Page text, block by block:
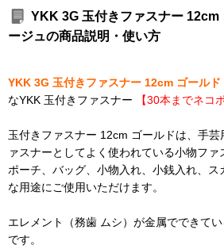
YKK 3G 玉付きファスナー 12cm
ージュの商品説明・使い方
YKK 3G 玉付きファスナー 12cm ゴールド
なYKK 玉付きファスナー
【30本までネコ
玉付きファスナー 12cm ゴールドは、手
ァスナーとしてよく使われている小物ファ
ポーチ、バッグ、小物入れ、小銭入れ、ス
な用途にご使用いただけます。
エレメント（務歯 ムシ）が金属でできて
です。